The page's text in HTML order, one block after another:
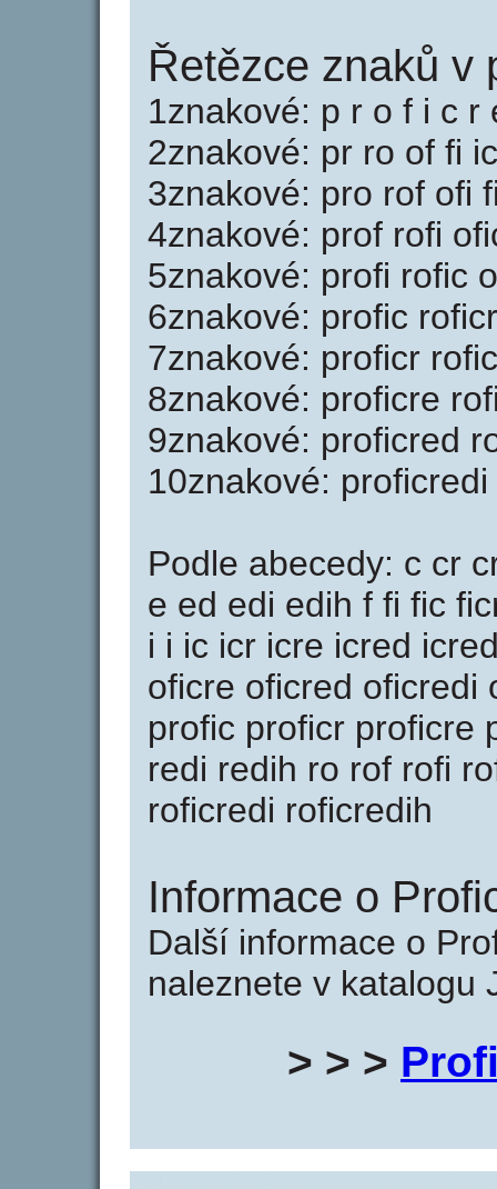
Řetězce znaků v
1znakové: p r o f i c r
2znakové: pr ro of fi
3znakové: pro rof ofi
4znakové: prof rofi
5znakové: profi rofic
6znakové: profic
7znakové: proficr
8znakové: proficre
9znakové: proficred
10znakové:
Podle abecedy: c cr
e ed edi edih f fi fic
i i ic icr icre icred
oficre oficred oficredi
profic proficr proficre
redi redih ro rof rofi
roficredi roficredih
Informace o
Další informace o
naleznete v katalogu
> > >